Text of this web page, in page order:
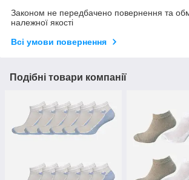
Законом не передбачено повернення та
належної якості
Всі умови повернення
Подібні товари компанії